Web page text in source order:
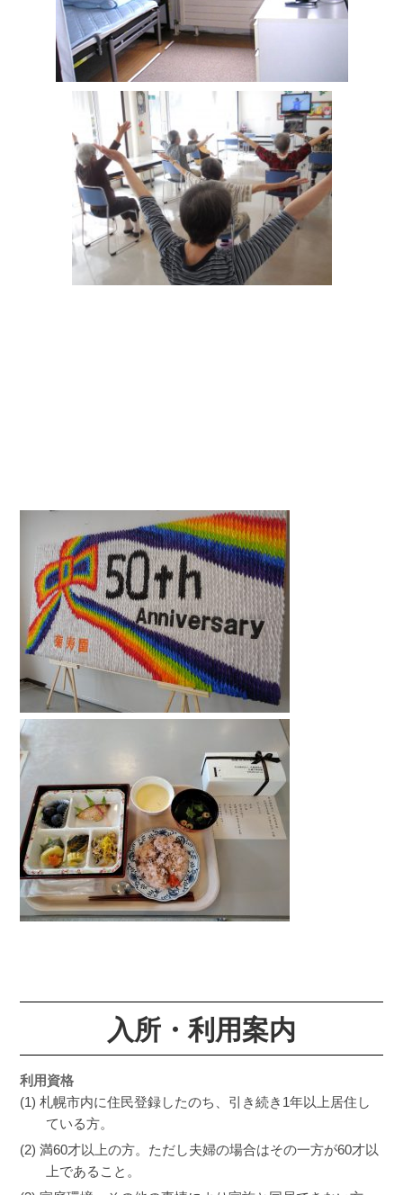
入所・利用案内
利用資格
札幌市内に住民登録したのち、引き続き1年以上居住し
ている方。
満60才以上の方。ただし夫婦の場合はその一方が60才以
上であること。